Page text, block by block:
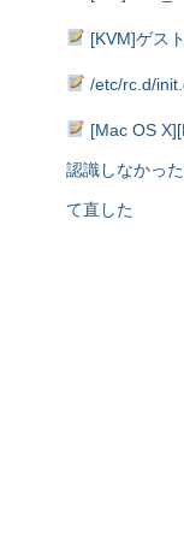
[KVM]ゲス
/etc/rc.d/
[Mac OS
認識しなかっ
て直した